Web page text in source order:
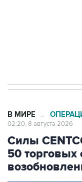
В МИРЕ →
02:20, 8 августа 2026
Силы
50 торговых